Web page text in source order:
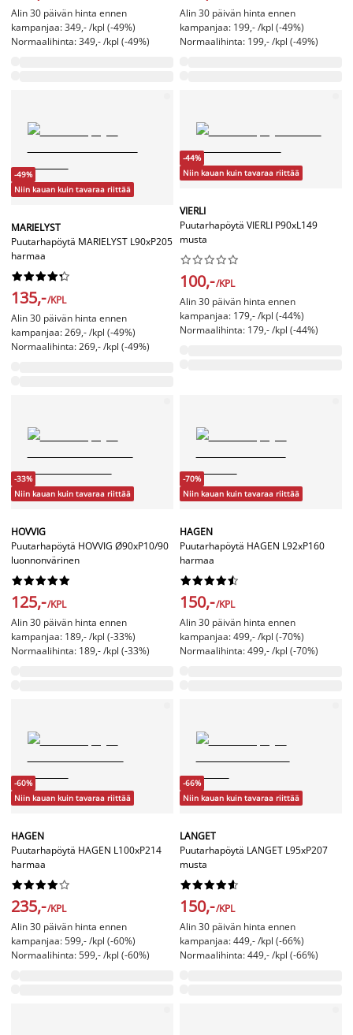
Alin 30 päivän hinta ennen
kampanjaa: 349,- /kpl (-49%)
Normaalihinta: 349,- /kpl (-49%)
Alin 30 päivän hinta ennen
kampanjaa: 199,- /kpl (-49%)
Normaalihinta: 199,- /kpl (-49%)
-49%
Niin kauan kuin tavaraa riittää
MARIELYST
Puutarhapöytä MARIELYST L90xP205
harmaa






135,-/KPL
Alin 30 päivän hinta ennen
kampanjaa: 269,- /kpl (-49%)
Normaalihinta: 269,- /kpl (-49%)
-44%
Niin kauan kuin tavaraa riittää
VIERLI
Puutarhapöytä VIERLI P90xL149
musta






100,-/KPL
Alin 30 päivän hinta ennen
kampanjaa: 179,- /kpl (-44%)
Normaalihinta: 179,- /kpl (-44%)
-33%
Niin kauan kuin tavaraa riittää
HOVVIG
Puutarhapöytä HOVVIG Ø90xP10/90
luonnonvärinen






125,-/KPL
Alin 30 päivän hinta ennen
kampanjaa: 189,- /kpl (-33%)
Normaalihinta: 189,- /kpl (-33%)
-70%
Niin kauan kuin tavaraa riittää
HAGEN
Puutarhapöytä HAGEN L92xP160
harmaa






150,-/KPL
Alin 30 päivän hinta ennen
kampanjaa: 499,- /kpl (-70%)
Normaalihinta: 499,- /kpl (-70%)
-60%
Niin kauan kuin tavaraa riittää
HAGEN
Puutarhapöytä HAGEN L100xP214
harmaa






235,-/KPL
Alin 30 päivän hinta ennen
kampanjaa: 599,- /kpl (-60%)
Normaalihinta: 599,- /kpl (-60%)
-66%
Niin kauan kuin tavaraa riittää
LANGET
Puutarhapöytä LANGET L95xP207
musta






150,-/KPL
Alin 30 päivän hinta ennen
kampanjaa: 449,- /kpl (-66%)
Normaalihinta: 449,- /kpl (-66%)